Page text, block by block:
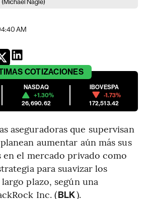
(Michael Nagle)
AM
COTIZACIONES
NASDAQ
+1.30%
26,690.62
IBOVESPA
-1.73%
172,513.42
aseguradoras que supervisan
aumentar aún más sus
el mercado privado como
para suavizar los
plazo, según una
Inc. (BLK).